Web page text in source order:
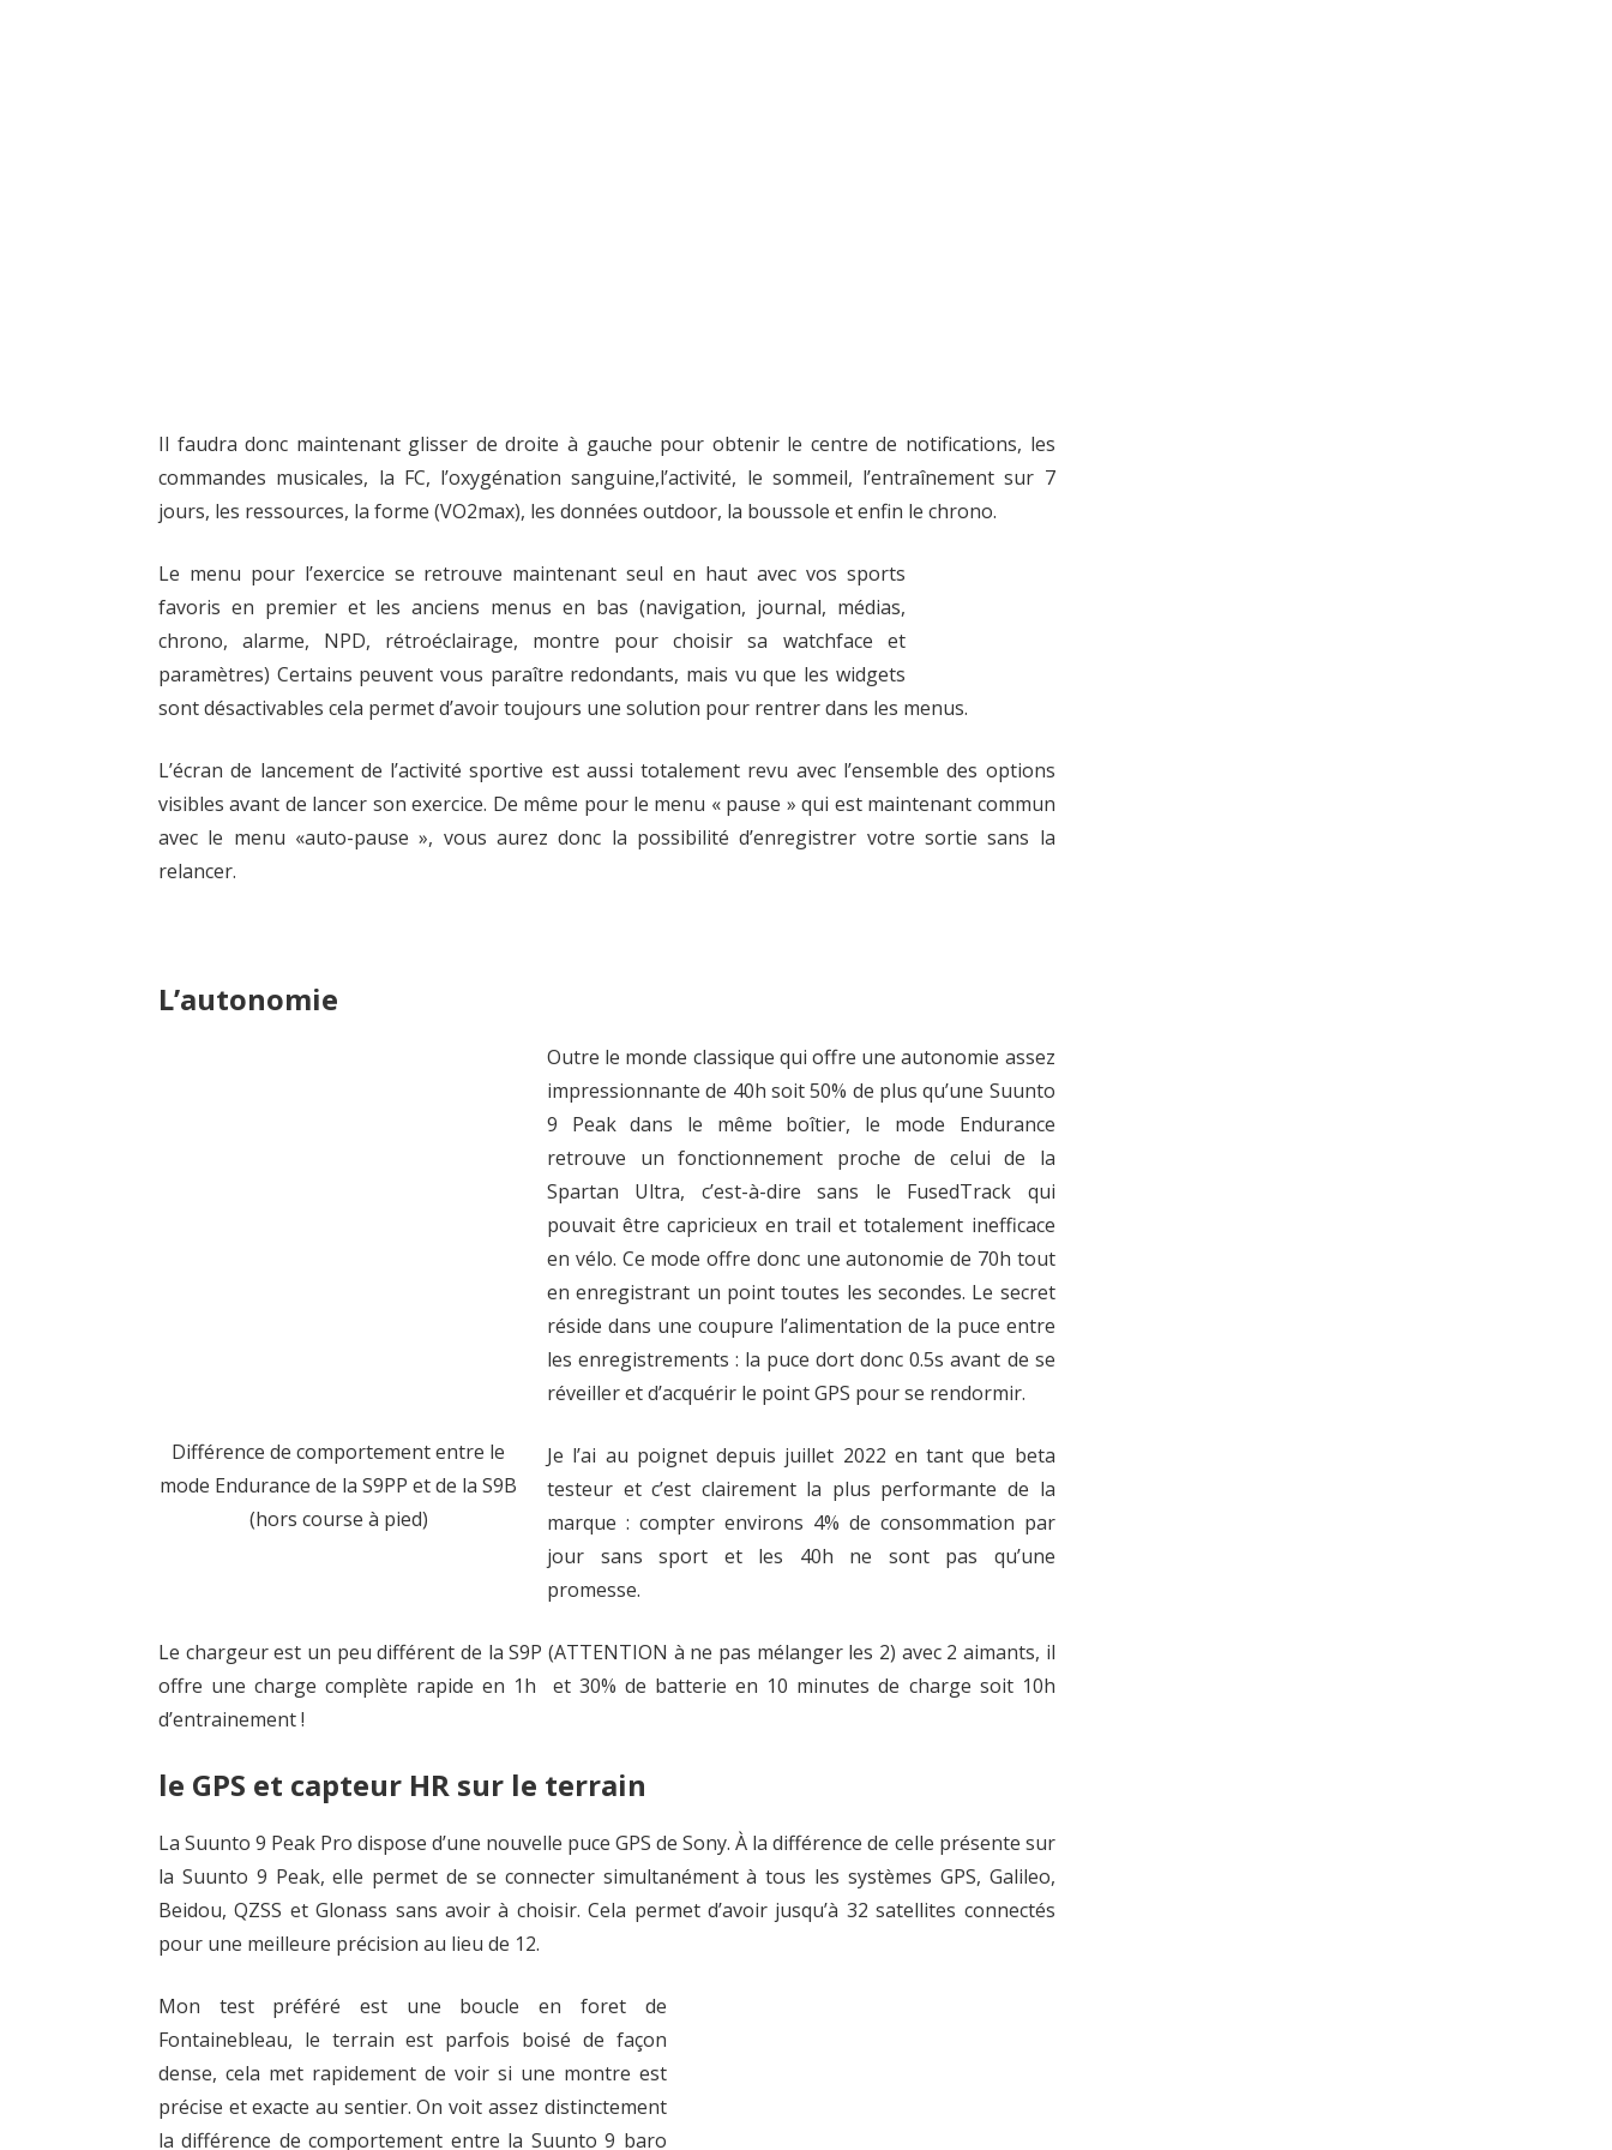
Il faudra donc maintenant glisser de droite à gauche pour obtenir le centre de notifications, les
commandes musicales, la FC, l’oxygénation sanguine,l’activité, le sommeil, l’entraînement sur 7
jours, les ressources, la forme (VO2max), les données outdoor, la boussole et enfin le chrono.
Le menu pour l’exercice se retrouve maintenant seul en haut avec vos sports
favoris en premier et les anciens menus en bas (navigation, journal, médias,
chrono, alarme, NPD, rétroéclairage, montre pour choisir sa watchface et
paramètres) Certains peuvent vous paraître redondants, mais vu que les widgets
sont désactivables cela permet d’avoir toujours une solution pour rentrer dans les menus.
L’écran de lancement de l’activité sportive est aussi totalement revu avec l’ensemble des options
visibles avant de lancer son exercice. De même pour le menu « pause » qui est maintenant commun
avec le menu «auto-pause », vous aurez donc la possibilité d’enregistrer votre sortie sans la
relancer.
L’autonomie
Différence de comportement entre le
mode Endurance de la S9PP et de la S9B
(hors course à pied)
Outre le monde classique qui offre une autonomie assez
impressionnante de 40h soit 50% de plus qu’une Suunto
9 Peak dans le même boîtier, le mode Endurance
retrouve un fonctionnement proche de celui de la
Spartan Ultra, c’est-à-dire sans le FusedTrack qui
pouvait être capricieux en trail et totalement inefficace
en vélo. Ce mode offre donc une autonomie de 70h tout
en enregistrant un point toutes les secondes. Le secret
réside dans une coupure l’alimentation de la puce entre
les enregistrements : la puce dort donc 0.5s avant de se
réveiller et d’acquérir le point GPS pour se rendormir.
Je l’ai au poignet depuis juillet 2022 en tant que beta
testeur et c’est clairement la plus performante de la
marque : compter environs 4% de consommation par
jour sans sport et les 40h ne sont pas qu’une
promesse.
Le chargeur est un peu différent de la S9P (ATTENTION à ne pas mélanger les 2) avec 2 aimants, il
offre une charge complète rapide en 1h et 30% de batterie en 10 minutes de charge soit 10h
d’entrainement !
le GPS et capteur HR sur le terrain
La Suunto 9 Peak Pro dispose d’une nouvelle puce GPS de Sony. À la différence de celle présente sur
la Suunto 9 Peak, elle permet de se connecter simultanément à tous les systèmes GPS, Galileo,
Beidou, QZSS et Glonass sans avoir à choisir. Cela permet d’avoir jusqu’à 32 satellites connectés
pour une meilleure précision au lieu de 12.
Mon test préféré est une boucle en foret de
Fontainebleau, le terrain est parfois boisé de façon
dense, cela met rapidement de voir si une montre est
précise et exacte au sentier. On voit assez distinctement
la différence de comportement entre la Suunto 9 baro